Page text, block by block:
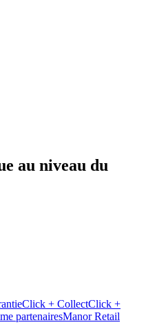
au niveau du
Click + CollectClick +
partenairesManor Retail